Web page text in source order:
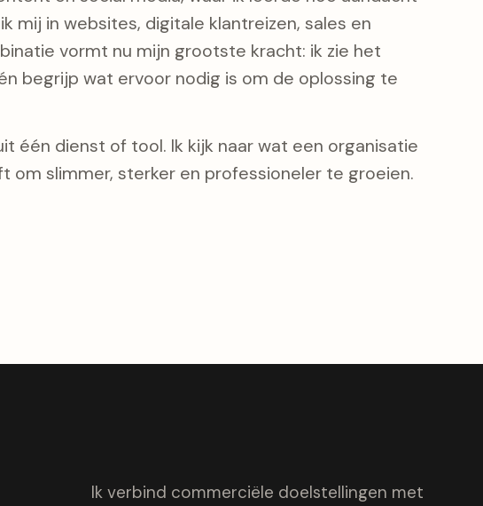
mij in websites, digitale klantreizen, sales en
vormt nu mijn grootste kracht: ik zie het
begrijp wat ervoor nodig is om de oplossing te
één dienst of tool. Ik kijk naar wat een organisatie
om slimmer, sterker en professioneler te groeien.
Ik verbind commerciële doelstellingen met